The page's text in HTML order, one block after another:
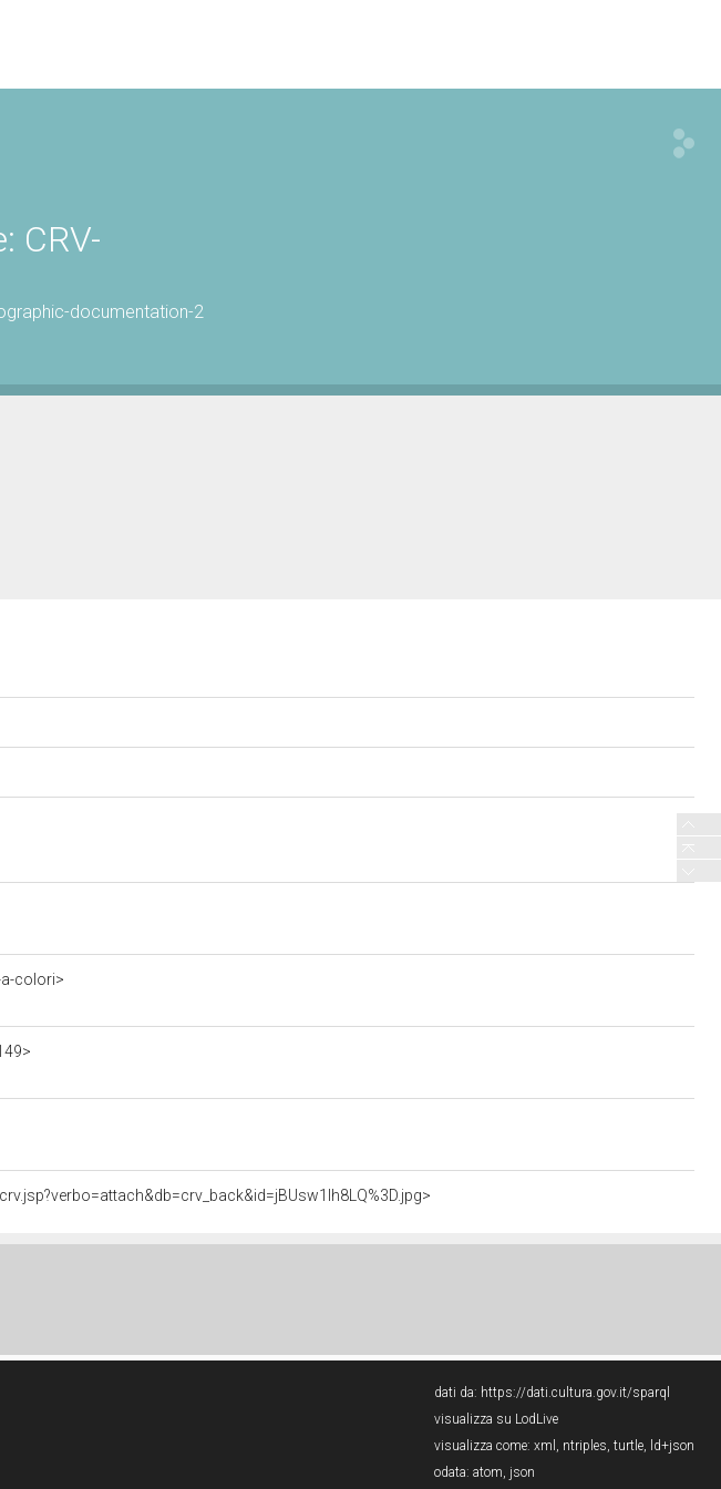
CRV-
documentation-2
colori>
dati da: https://dati.cultura.gov.it/sparql
visualizza su LodLive
visualizza come: xml , ntriples, turtle, ld+json
odata: atom, json